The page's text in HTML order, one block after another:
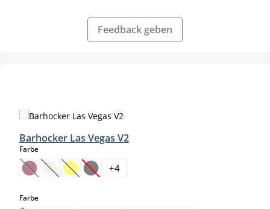
Feedback geben
Barhocker Las Vegas V2
Farbeauswählen
(Diese Option ist zurzeit nicht verfügbar.)
(Diese Option ist zurzeit nicht verfügbar.)
(Diese Option ist zurzeit nicht verfügbar.)
(Diese Option ist zurzeit nicht verfügbar.)
+4
Farbeauswählen